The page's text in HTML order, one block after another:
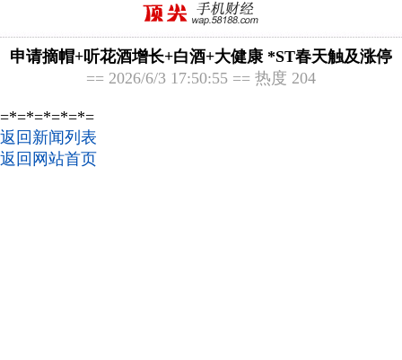
申请摘帽+听花酒增长+白酒+大健康 *ST春天触及涨停
== 2026/6/3 17:50:55 == 热度 204
=*=*=*=*=*=
返回新闻列表
返回网站首页